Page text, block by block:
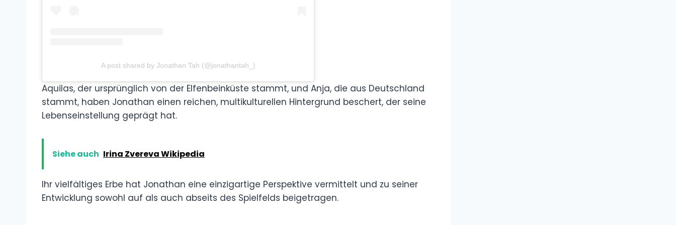
A post shared by Jonathan Tah (@jonathantah_)
Aquilas, der ursprünglich von der Elfenbeinküste stammt, und Anja, die aus Deutschland
stammt, haben Jonathan einen reichen, multikulturellen Hintergrund beschert, der seine
Lebenseinstellung geprägt hat.
Siehe auch Irina Zvereva Wikipedia
Ihr vielfältiges Erbe hat Jonathan eine einzigartige Perspektive vermittelt und zu seiner
Entwicklung sowohl auf als auch abseits des Spielfelds beigetragen.